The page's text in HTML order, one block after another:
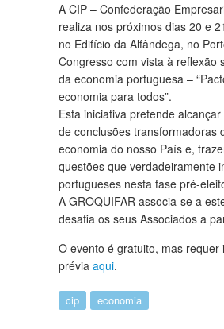
A CIP – Confederação
realiza nos próximos dias 20 e
no Edifício da Alfândega, no
Congresso com vista à reflexão
da economia portuguesa –
economia para todos”.
Esta iniciativa pretende
de conclusões transformadoras
economia do nosso País e,
questões que verdadeiramente
portugueses nesta fase pré-
A GROQUIFAR associa-se a
desafia os seus Associados a
O evento é gratuito, mas requer
prévia aqui.
cip economia